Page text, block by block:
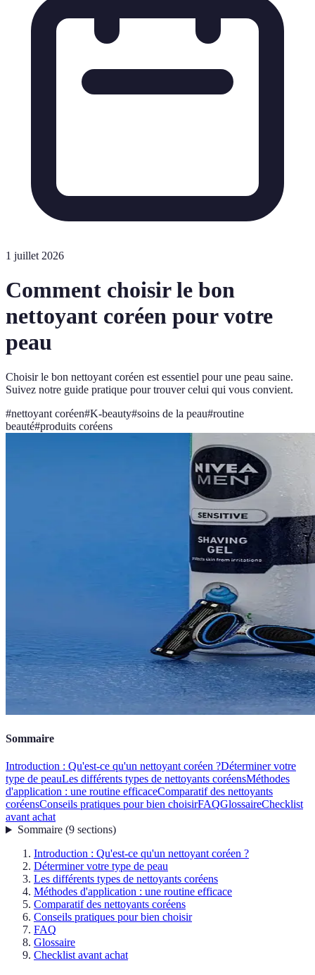
1 juillet 2026
Comment choisir le bon
nettoyant coréen pour votre
peau
Choisir le bon nettoyant coréen est essentiel pour une peau saine.
Suivez notre guide pratique pour trouver celui qui vous convient.
#nettoyant coréen#K-beauty#soins de la peau#routine
beauté#produits coréens
Sommaire
Introduction : Qu'est-ce qu'un nettoyant coréen ?Déterminer votre
type de peauLes différents types de nettoyants coréensMéthodes
d'application : une routine efficaceComparatif des nettoyants
coréensConseils pratiques pour bien choisirFAQGlossaireChecklist
avant achat
Sommaire(9 sections)
Introduction : Qu'est-ce qu'un nettoyant coréen ?
Déterminer votre type de peau
Les différents types de nettoyants coréens
Méthodes d'application : une routine efficace
Comparatif des nettoyants coréens
Conseils pratiques pour bien choisir
FAQ
Glossaire
Checklist avant achat